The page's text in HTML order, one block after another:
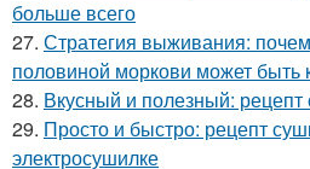
больше всего
27. Стратегия выживания:
половиной моркови может быть
28. Вкусный и полезный: рецепт
29. Просто и быстро: рецепт
электросушилке